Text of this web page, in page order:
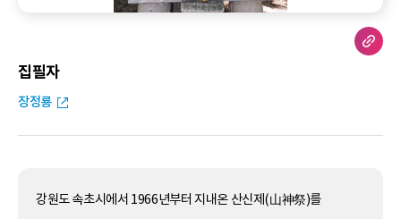
집필자
장정룡
강원도 속초시에서 1966년부터 지내온 산신제(山神祭)를